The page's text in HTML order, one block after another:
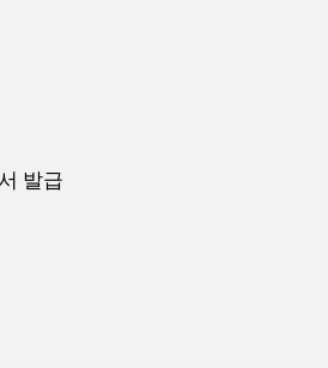
발급